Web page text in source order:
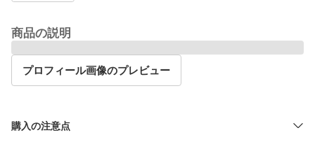
商品の説明
プロフィール画像のプレビュー
購入の注意点